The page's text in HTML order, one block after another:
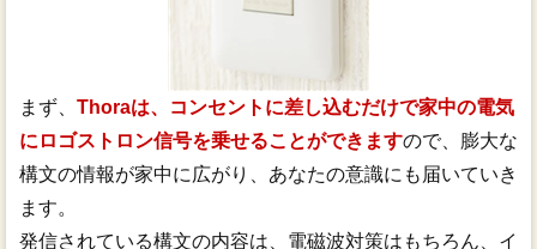
まず、 Thoraは、コンセントに差し込むだけで家中の電気
にロゴストロン信号を乗せることができますので、膨大な
構文の情報が家中に広がり、あなたの意識にも届いていき
ます。
発信されている構文の内容は、電磁波対策はもちろん、イ